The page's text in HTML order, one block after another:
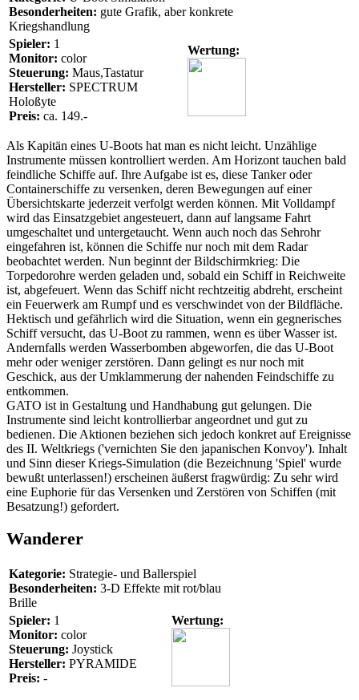
Besonderheiten: gute Grafik, aber konkrete
Kriegshandlung
Spieler: 1
Monitor: color
Steuerung: Maus,Tastatur
Hersteller: SPECTRUM
Holoßyte
Preis: ca. 149.-
Wertung:
Als Kapitän eines U-Boots hat man es nicht leicht. Unzählige
Instrumente müssen kontrolliert werden. Am Horizont tauchen bald
feindliche Schiffe auf. Ihre Aufgabe ist es, diese Tanker oder
Containerschiffe zu versenken, deren Bewegungen auf einer
Übersichtskarte jederzeit verfolgt werden können. Mit Volldampf
wird das Einsatzgebiet angesteuert, dann auf langsame Fahrt
umgeschaltet und untergetaucht. Wenn auch noch das Sehrohr
eingefahren ist, können die Schiffe nur noch mit dem Radar
beobachtet werden. Nun beginnt der Bildschirmkrieg: Die
Torpedorohre werden geladen und, sobald ein Schiff in Reichweite
ist, abgefeuert. Wenn das Schiff nicht rechtzeitig abdreht, erscheint
ein Feuerwerk am Rumpf und es verschwindet von der Bildfläche.
Hektisch und gefährlich wird die Situation, wenn ein gegnerisches
Schiff versucht, das U-Boot zu rammen, wenn es über Wasser ist.
Andernfalls werden Wasserbomben abgeworfen, die das U-Boot
mehr oder weniger zerstören. Dann gelingt es nur noch mit
Geschick, aus der Umklammerung der nahenden Feindschiffe zu
entkommen.
GATO ist in Gestaltung und Handhabung gut gelungen. Die
Instrumente sind leicht kontrollierbar angeordnet und gut zu
bedienen. Die Aktionen beziehen sich jedoch konkret auf Ereignisse
des II. Weltkriegs ('vernichten Sie den japanischen Konvoy'). Inhalt
und Sinn dieser Kriegs-Simulation (die Bezeichnung 'Spiel' wurde
bewußt unterlassen!) erscheinen äußerst fragwürdig: Zu sehr wird
eine Euphorie für das Versenken und Zerstören von Schiffen (mit
Besatzung!) gefordert.
Wanderer
Kategorie: Strategie- und Ballerspiel
Besonderheiten: 3-D Effekte mit rot/blau
Brille
Spieler: 1
Monitor: color
Steuerung: Joystick
Hersteller: PYRAMIDE
Preis: -
Wertung: